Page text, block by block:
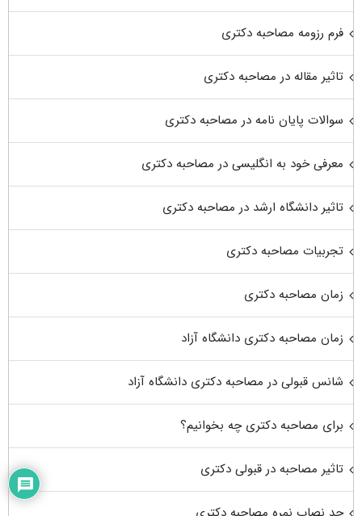
فرم رزومه مصاحبه دکتری
تاثیر مقاله در مصاحبه دکتری
سوالات پایان نامه در مصاحبه دکتری
معرفی خود به انگلیسی در مصاحبه دکتری
تاثیر دانشگاه ارشد در مصاحبه دکتری
تجربیات مصاحبه دکتری
زمان مصاحبه دکتری
زمان مصاحبه دکتری دانشگاه آزاد
شانس قبولی در مصاحبه دکتری دانشگاه آزاد
برای مصاحبه دکتری چه بخوانیم؟
تاثیر مصاحبه در قبولی دکتری